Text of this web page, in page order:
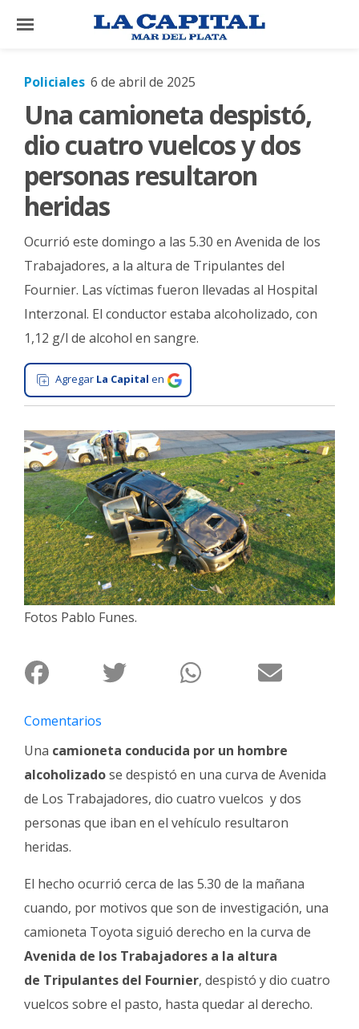
×
El
País
Mundo
La
Cultura
Tecnología
Gastronomía
Salud
Interés
General
La
Ciudad
Deportes
Arte
y
Espectáculos
Policiales
Cartelera
Familia
Fúnebres
Policiales 6 de abril de 2025
Una camioneta despistó,
dio cuatro vuelcos y dos
personas resultaron
heridas
Ocurrió este domingo a las 5.30 en Avenida de los
Trabajadores, a la altura de Tripulantes del
Fournier. Las víctimas fueron llevadas al Hospital
Interzonal. El conductor estaba alcoholizado, con
1,12 g/l de alcohol en sangre.
Agregar La Capital en
Fotos Pablo Funes.
Comentarios
Una camioneta conducida por un hombre
alcoholizadose despistó en una curva de Avenida
de Los Trabajadores, dio cuatro vuelcos y dos
personas que iban en el vehículo resultaron
heridas.
El hecho ocurrió cerca de las 5.30 de la mañana
cuando, por motivos que son de investigación, una
camioneta Toyota siguió derecho en la curva de
Avenida de los Trabajadores a la altura
de Tripulantes del Fournier, despistó y dio cuatro
vuelcos sobre el pasto, hasta quedar al derecho.